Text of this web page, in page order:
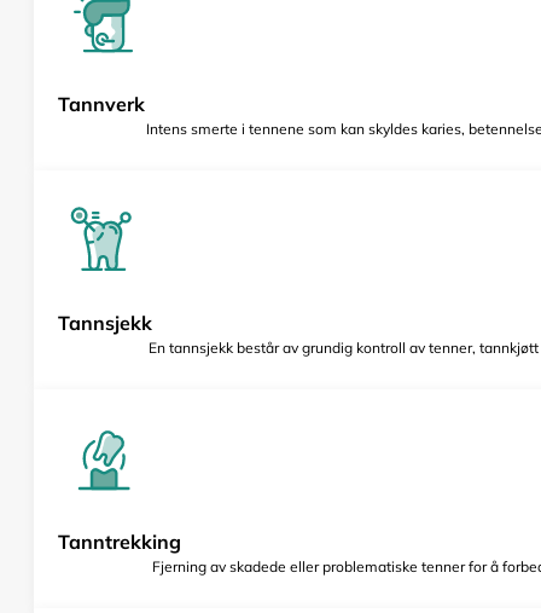
Tannverk
Intens smerte i tennene som kan skyldes karies,
Tannsjekk
En tannsjekk består av grundig kontroll av tenner,
Tanntrekking
Fjerning av skadede eller problematiske tenner for å